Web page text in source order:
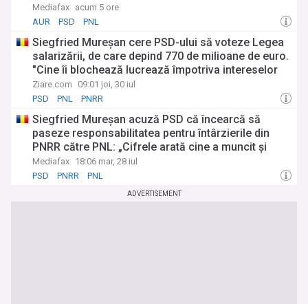
Mediafax acum 5 ore
AUR
PSD PNL
Siegfried Mureșan cere PSD-ului să voteze Legea
salarizării, de care depind 770 de milioane de euro.
"Cine îi blochează lucrează împotriva intereselor
României"
Ziare.com
09:01 joi, 30 iul
PSD
PNL PNRR
Siegfried Mureșan acuză PSD că încearcă să
paseze responsabilitatea pentru întârzierile din
PNRR către PNL: „Cifrele arată cine a muncit și
cine a blocat”
Mediafax 18:06 mar, 28 iul
PSD
PNRR PNL
ADVERTISEMENT